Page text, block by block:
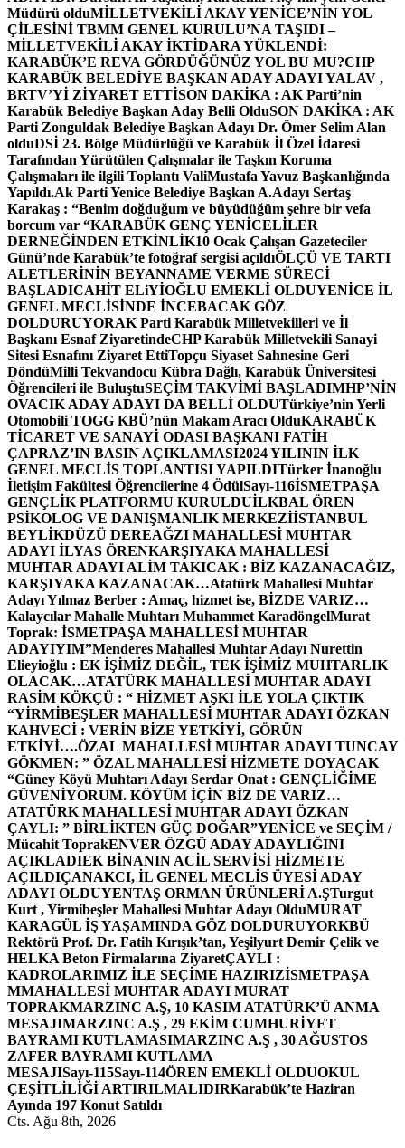
Müdürü olduMİLLETVEKİLİ AKAY YENİCE’NİN YOL
ÇİLESİNİ TBMM GENEL KURULU’NA TAŞIDI –
MİLLETVEKİLİ AKAY İKTİDARA YÜKLENDİ:
KARABÜK’E REVA GÖRDÜĞÜNÜZ YOL BU MU?CHP
KARABÜK BELEDİYE BAŞKAN ADAY ADAYI YALAV ,
BRTV’Yİ ZİYARET ETTİSON DAKİKA : AK Parti’nin
Karabük Belediye Başkan Aday Belli OlduSON DAKİKA : AK
Parti Zonguldak Belediye Başkan Adayı Dr. Ömer Selim Alan
olduDSİ 23. Bölge Müdürlüğü ve Karabük İl Özel İdaresi
Tarafından Yürütülen Çalışmalar ile Taşkın Koruma
Çalışmaları ile ilgili Toplantı ValiMustafa Yavuz Başkanlığında
Yapıldı.Ak Parti Yenice Belediye Başkan A.Adayı Sertaş
Karakaş : “Benim doğduğum ve büyüdüğüm şehre bir vefa
borcum var “KARABÜK GENÇ YENİCELİLER
DERNEĞİNDEN ETKİNLİK10 Ocak Çalışan Gazeteciler
Günü’nde Karabük’te fotoğraf sergisi açıldıÖLÇÜ VE TARTI
ALETLERİNİN BEYANNAME VERME SÜRECİ
BAŞLADICAHİT ELiYİOĞLU EMEKLİ OLDUYENİCE İL
GENEL MECLİSİNDE İNCEBACAK GÖZ
DOLDURUYORAK Parti Karabük Milletvekilleri ve İl
Başkanı Esnaf ZiyaretindeCHP Karabük Milletvekili Sanayi
Sitesi Esnafını Ziyaret EttiTopçu Siyaset Sahnesine Geri
DöndüMilli Tekvandocu Kübra Dağlı, Karabük Üniversitesi
Öğrencileri ile BuluştuSEÇİM TAKVİMİ BAŞLADIMHP’NİN
OVACIK ADAY ADAYI DA BELLİ OLDUTürkiye’nin Yerli
Otomobili TOGG KBÜ’nün Makam Aracı OlduKARABÜK
TİCARET VE SANAYİ ODASI BAŞKANI FATİH
ÇAPRAZ’IN BASIN AÇIKLAMASI2024 YILININ İLK
GENEL MECLİS TOPLANTISI YAPILDITürker İnanoğlu
İletişim Fakültesi Öğrencilerine 4 ÖdülSayı-116İSMETPAŞA
GENÇLİK PLATFORMU KURULDUİLKBAL ÖREN
PSİKOLOG VE DANIŞMANLIK MERKEZİİSTANBUL
BEYLİKDÜZÜ DEREAĞZI MAHALLESİ MUHTAR
ADAYI İLYAS ÖRENKARŞIYAKA MAHALLESİ
MUHTAR ADAYI ALİM TAKICAK : BİZ KAZANACAĞIZ,
KARŞIYAKA KAZANACAK…Atatürk Mahallesi Muhtar
Adayı Yılmaz Berber : Amaç, hizmet ise, BİZDE VARIZ…
Kalaycılar Mahalle Muhtarı Muhammet KaradöngelMurat
Toprak: İSMETPAŞA MAHALLESİ MUHTAR
ADAYIYIM”Menderes Mahallesi Muhtar Adayı Nurettin
Elieyioğlu : EK İŞİMİZ DEĞİL, TEK İŞİMİZ MUHTARLIK
OLACAK…ATATÜRK MAHALLESİ MUHTAR ADAYI
RASİM KÖKÇÜ : “ HİZMET AŞKI İLE YOLA ÇIKTIK
“YİRMİBEŞLER MAHALLESİ MUHTAR ADAYI ÖZKAN
KAHVECİ : VERİN BİZE YETKİYİ, GÖRÜN
ETKİYİ….ÖZAL MAHALLESİ MUHTAR ADAYI TUNCAY
GÖKMEN: ” ÖZAL MAHALLESİ HİZMETE DOYACAK
“Güney Köyü Muhtarı Adayı Serdar Onat : GENÇLİĞİME
GÜVENİYORUM. KÖYÜM İÇİN BİZ DE VARIZ…
ATATÜRK MAHALLESİ MUHTAR ADAYI ÖZKAN
ÇAYLI: ” BİRLİKTEN GÜÇ DOĞAR”YENİCE ve SEÇİM /
Mücahit ToprakENVER ÖZGÜ ADAY ADAYLIĞINI
AÇIKLADIEK BİNANIN ACİL SERVİSİ HİZMETE
AÇILDIÇANAKCI, İL GENEL MECLİS ÜYESİ ADAY
ADAYI OLDUYENTAŞ ORMAN ÜRÜNLERİ A.ŞTurgut
Kurt , Yirmibeşler Mahallesi Muhtar Adayı OlduMURAT
KARAGÜL İŞ YAŞAMINDA GÖZ DOLDURUYORKBÜ
Rektörü Prof. Dr. Fatih Kırışık’tan, Yeşilyurt Demir Çelik ve
HELKA Beton Firmalarına ZiyaretÇAYLI :
KADROLARIMIZ İLE SEÇİME HAZIRIZİSMETPAŞA
MMAHALLESİ MUHTAR ADAYI MURAT
TOPRAKMARZINC A.Ş, 10 KASIM ATATÜRK’Ü ANMA
MESAJIMARZINC A.Ş , 29 EKİM CUMHURİYET
BAYRAMI KUTLAMASIMARZINC A.Ş , 30 AĞUSTOS
ZAFER BAYRAMI KUTLAMA
MESAJISayı-115Sayı-114ÖREN EMEKLİ OLDUOKUL
ÇEŞİTLİLİĞİ ARTIRILMALIDIRKarabük’te Haziran
Ayında 197 Konut Satıldı
Cts. Ağu 8th, 2026